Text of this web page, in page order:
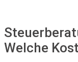
Welche